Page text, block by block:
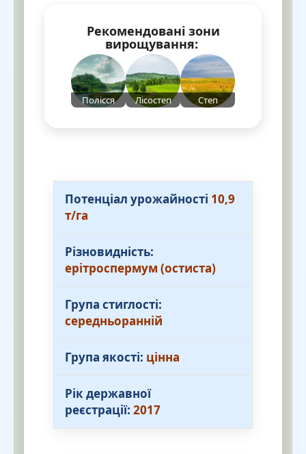
Рекомендовані зони
вирощування:
Полісся Лісостеп Степ
Потенціал урожайності 10,9
т/га
Різновидність:
ерітроспермум (остиста)
Група стиглості:
середньоранній
Група якості: цінна
Рік державної
реєстрації: 2017